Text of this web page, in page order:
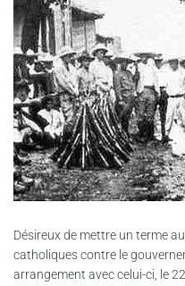
Désireux de mettre un terme
catholiques contre le
arrangement avec celui-ci, le